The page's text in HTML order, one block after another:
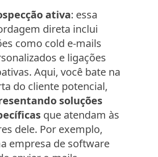
ativa: essa
direta inclui
como cold e-mails
e ligações
Aqui, você bate na
do cliente potencial,
soluções
que atendam às
dele. Por exemplo,
empresa de software